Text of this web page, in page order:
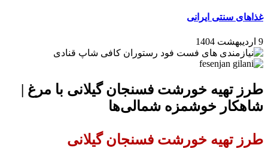
غذاهای سنتی ایرانی
9 اردیبهشت 1404
طرز تهیه خورشت فسنجان گیلانی با مرغ |
شاهکار خوشمزه شمالی‌ها
طرز تهیه خورشت فسنجان گیلانی